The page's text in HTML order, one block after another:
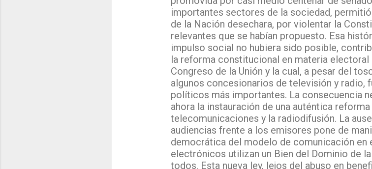
importantes sectores de la sociedad,
de la Nación desechara, por violentar la
relevantes que se habían propuesto. Esa
impulso social no hubiera sido posible,
la reforma constitucional en materia electoral
Congreso de la Unión y la cual, a pesar del
algunos concesionarios de televisión y radio,
políticos más importantes. La consecuencia
ahora la instauración de una auténtica
telecomunicaciones y la radiodifusión. La
audiencias frente a los emisores pone de
democrática del modelo de comunicación en
electrónicos utilizan un Bien del Dominio de
todos. Esta nueva ley, lejos del abuso en